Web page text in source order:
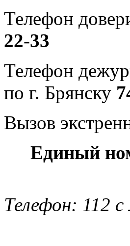
Телефон
22-33
Телефон
по г. Брянску
Вызов
Единый
Телефон: 112